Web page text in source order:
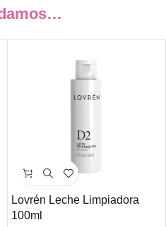
Lovrén Leche Limpiadora
100ml